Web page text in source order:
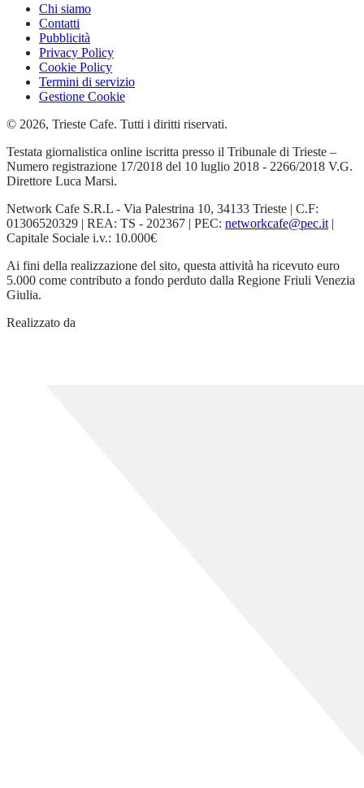
Chi siamo
Contatti
Pubblicità
Privacy Policy
Cookie Policy
Termini di servizio
Gestione Cookie
© 2026, Trieste Cafe. Tutti i diritti riservati.
Testata giornalistica online iscritta presso il Tribunale di Trieste –
Numero registrazione 17/2018 del 10 luglio 2018 - 2266/2018 V.G.
Direttore Luca Marsi.
Network Cafe S.R.L - Via Palestrina 10, 34133 Trieste | C.F:
01306520329 | REA: TS - 202367 | PEC: networkcafe@pec.it |
Capitale Sociale i.v.: 10.000€
Ai fini della realizzazione del sito, questa attività ha ricevuto euro
5.000 come contributo a fondo perduto dalla Regione Friuli Venezia
Giulia.
Realizzato da